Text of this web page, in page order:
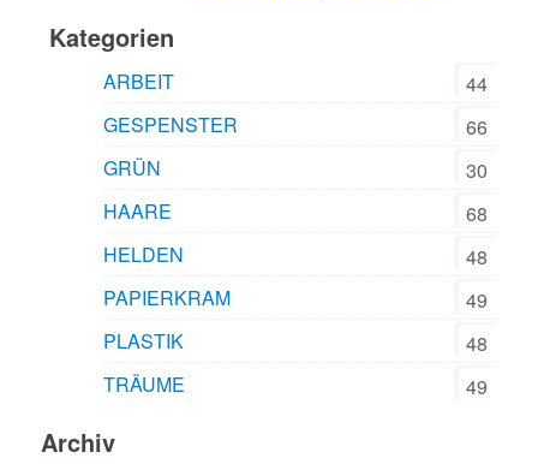
Kategorien
ARBEIT
44
GESPENSTER
66
GRÜN
30
HAARE
68
HELDEN
48
PAPIERKRAM
49
PLASTIK
48
TRÄUME
49
Archiv